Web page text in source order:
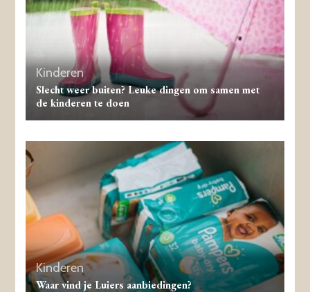
Kinderen
Slecht weer buiten? Leuke dingen om samen met
de kinderen te doen
Kinderen
Waar vind je Luiers aanbiedingen?